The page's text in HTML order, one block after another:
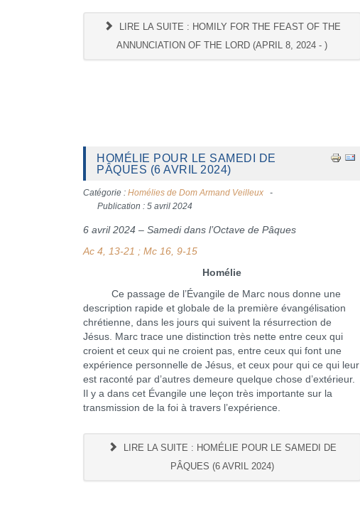
LIRE LA SUITE : HOMILY FOR THE FEAST OF THE
ANNUNCIATION OF THE LORD (APRIL 8, 2024 - )
HOMÉLIE POUR LE SAMEDI DE
PÂQUES (6 AVRIL 2024)
Catégorie : Homélies de Dom Armand Veilleux
Publication : 5 avril 2024
6 avril 2024 – Samedi dans l’Octave de Pâques
Ac 4, 13-21 ; Mc 16, 9-15
Homélie
Ce passage de l’Évangile de Marc nous donne une
description rapide et globale de la première évangélisation
chrétienne, dans les jours qui suivent la résurrection de
Jésus. Marc trace une distinction très nette entre ceux qui
croient et ceux qui ne croient pas, entre ceux qui font une
expérience personnelle de Jésus, et ceux pour qui ce qui leur
est raconté par d’autres demeure quelque chose d’extérieur.
Il y a dans cet Évangile une leçon très importante sur la
transmission de la foi à travers l’expérience.
LIRE LA SUITE : HOMÉLIE POUR LE SAMEDI DE
PÂQUES (6 AVRIL 2024)